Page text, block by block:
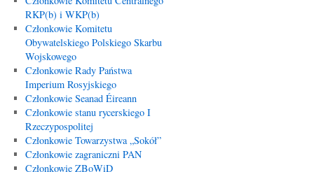
RKP(b) i WKP(b)
Członkowie Komitetu
Obywatelskiego Polskiego Skarbu
Wojskowego
Członkowie Rady Państwa
Imperium Rosyjskiego
Członkowie Seanad Éireann
Członkowie stanu rycerskiego I
Rzeczypospolitej
Członkowie Towarzystwa „Sokół”
Członkowie zagraniczni PAN
Członkowie ZBoWiD